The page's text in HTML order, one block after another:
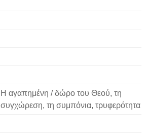
Η αγαπημένη / δώρο του Θεού, τη
συγχώρεση, τη συμπόνια, τρυφερότητα